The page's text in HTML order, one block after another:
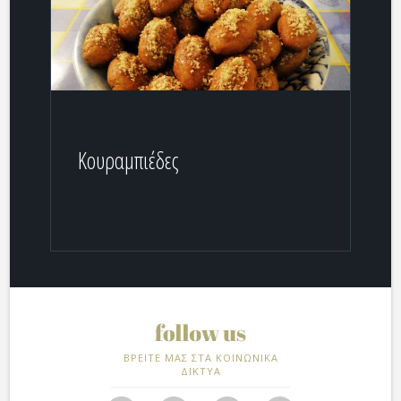
Κουραμπιέδες
ΒΡΕΙΤΕ ΜΑΣ ΣΤΑ ΚΟΙΝΩΝΙΚΑ
ΔΙΚΤΥΑ